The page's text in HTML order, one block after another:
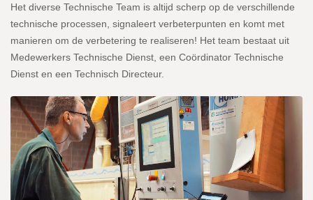
Het diverse Technische Team is altijd scherp op de verschillende
technische processen, signaleert verbeterpunten en komt met
manieren om de verbetering te realiseren! Het team bestaat uit
Medewerkers Technische Dienst, een Coördinator Technische
Dienst en een Technisch Directeur.